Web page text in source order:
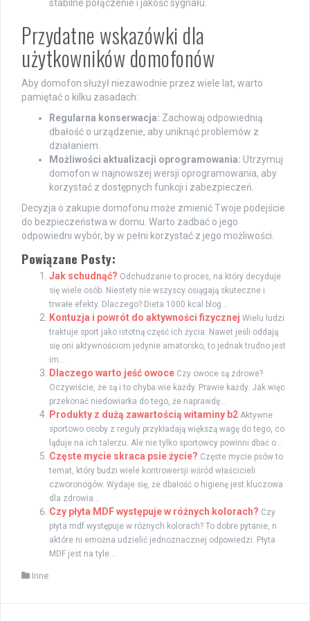
stabilne połączenie i jakość sygnału.
Przydatne wskazówki dla
użytkowników domofonów
Aby domofon służył niezawodnie przez wiele lat, warto
pamiętać o kilku zasadach:
Regularna konserwacja: Zachowaj odpowiednią
dbałość o urządzenie, aby uniknąć problemów z
działaniem.
Możliwości aktualizacji oprogramowania: Utrzymuj
domofon w najnowszej wersji oprogramowania, aby
korzystać z dostępnych funkcji i zabezpieczeń.
Decyzja o zakupie domofonu może zmienić Twoje podejście
do bezpieczeństwa w domu. Warto zadbać o jego
odpowiedni wybór, by w pełni korzystać z jego możliwości.
Powiązane Posty:
Jak schudnąć? Odchudzanie to proces, na który decyduje
się wiele osób. Niestety nie wszyscy osiągają skuteczne i
trwałe efekty. Dlaczego? Dieta 1000 kcal blog...
Kontuzja i powrót do aktywności fizycznej Wielu ludzi
traktuje sport jako istotną część ich życia. Nawet jeśli oddają
się oni aktywnościom jedynie amatorsko, to jednak trudno jest
im...
Dlaczego warto jeść owoce Czy owoce są zdrowe?
Oczywiście, że są i to chyba wie każdy. Prawie każdy. Jak więc
przekonać niedowiarka do tego, że naprawdę...
Produkty z dużą zawartością witaminy b2 Aktywne
sportowo osoby z reguły przykładają większą wagę do tego, co
ląduje na ich talerzu. Ale nie tylko sportowcy powinni dbać o...
Częste mycie skraca psie życie? Częste mycie psów to
temat, który budzi wiele kontrowersji wśród właścicieli
czworonogów. Wydaje się, że dbałość o higienę jest kluczowa
dla zdrowia...
Czy płyta MDF występuje w różnych kolorach? Czy
płyta mdf występuje w różnych kolorach? To dobre pytanie, n
aktóre ni emożna udzielić jednoznacznej odpowiedzi. Płyta
MDF jest na tyle...
Inne